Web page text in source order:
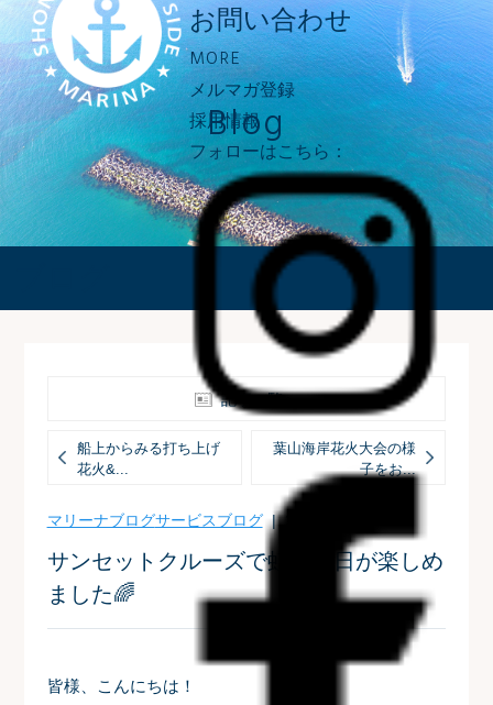
お問い合わせ
MORE
メルマガ登録
採用情報
フォローはこちら：
Blog
記事一覧へ
船上からみる打ち上げ
花火&...
葉山海岸花火大会の様
子をお...
マリーナブログサービスブログ| 2022-07-26
サンセットクルーズで虹と夕日が楽しめ
ました🌈
皆様、こんにちは！